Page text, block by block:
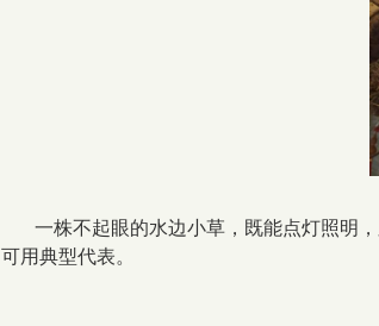
一株不起眼的水边小草，既能点灯照明
可用典型代表。